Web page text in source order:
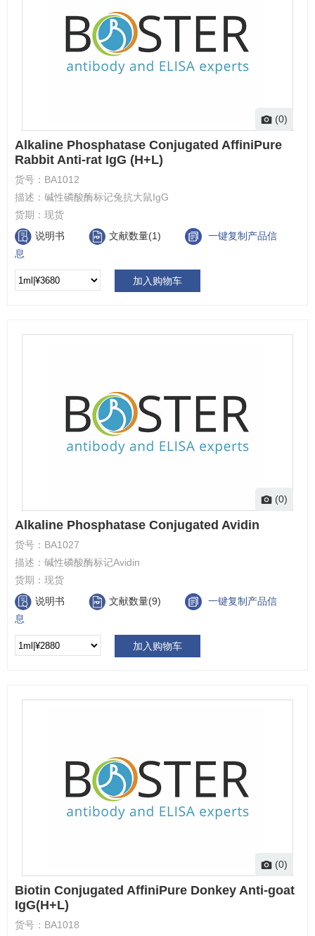
(0)
Alkaline Phosphatase Conjugated AffiniPure
Rabbit Anti-rat IgG (H+L)
货号： BA1012
描述： 碱性磷酸酶标记兔抗大鼠IgG
货期： 现货
说明书
文献数量(1)
一键复制产品信
息
加入购物车
(0)
Alkaline Phosphatase Conjugated Avidin
货号： BA1027
描述： 碱性磷酸酶标记Avidin
货期： 现货
说明书
文献数量(9)
一键复制产品信
息
加入购物车
(0)
Biotin Conjugated AffiniPure Donkey Anti-goat
IgG(H+L)
货号： BA1018